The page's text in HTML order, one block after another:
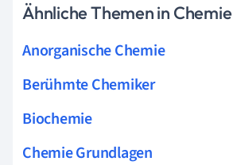
Ähnliche Themen in Chemie
Anorganische Chemie
Berühmte Chemiker
Biochemie
Chemie Grundlagen